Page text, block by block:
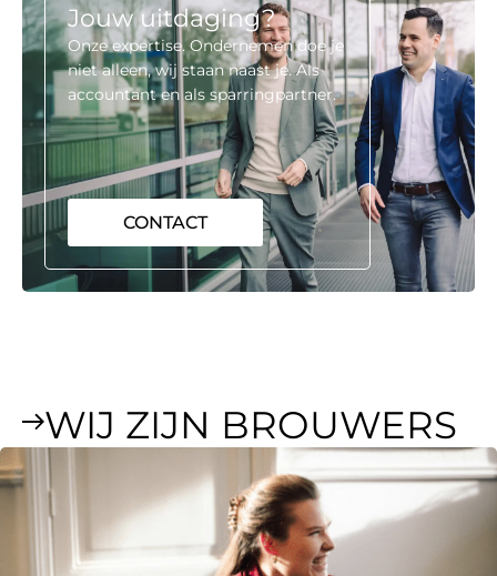
Jouw uitdaging?
Onze expertise. Ondernemen doe je
niet alleen, wij staan naast je. Als
accountant en als sparringpartner.
CONTACT
WIJ ZIJN BROUWERS